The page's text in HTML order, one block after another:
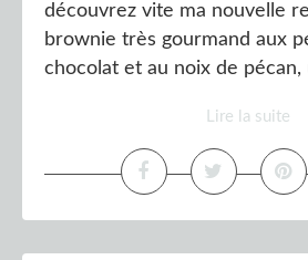
découvrez vite ma nouvelle
brownie très gourmand aux
chocolat et au noix de pécan,
Lire la suite